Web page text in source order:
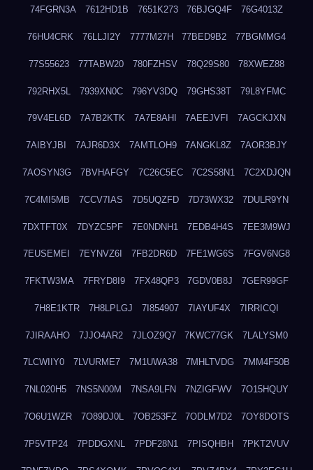
74FGRN3A 7612HD1B 7651K273 76BJGQ4F 76G4013Z
76HU4CRK 76LLJI2Y 7777M27H 77BED9B2 77BGMMG4
77S55623 77TABW20 780FZHSV 78Q29S80 78XWEZ88
792RHX5L 7939XN0C 796YV3DQ 79GHS38T 79L8YFMC
79V4EL6D 7A7B2KTK 7A7E8AHI 7AEEJVFI 7AGCKJXN
7AIBYJBI 7AJR6D3X 7AMTLOH9 7ANGKL8Z 7AOR3BJY
7AOSYN3G 7BVHAFGY 7C26C5EC 7C2S58N1 7C2XDJQN
7C4MI5MB 7CCV7IAS 7D5UQZFD 7D73WX32 7DULR9YN
7DXTFT0X 7DYZC5PF 7E0NDNH1 7EDB4H4S 7EE3M9WJ
7EUSEMEI 7EYNVZ6I 7FB2DR6D 7FE1WG6S 7FGV6NG8
7FKTW3MA 7FRYD8I9 7FX48QP3 7GDV0B8J 7GER99GF
7H8E1KTR 7H8LPLGJ 7I854907 7IAYUF4X 7IRRICQI
7JIRAAHO 7JJO4AR2 7JLOZ9Q7 7KWC77GK 7LALYSM0
7LCWIIY0 7LVURME7 7M1UWA38 7MHLTVDG 7MM4F50B
7NL020H5 7NS5N00M 7NSA9LFN 7NZIGFWV 7O15HQUY
7O6U1WZR 7O89DJ0L 7OB253FZ 7ODLM7D2 7OY8DOTS
7P5VTP24 7PDDGXNL 7PDF28N1 7PISQHBH 7PKT2VUV